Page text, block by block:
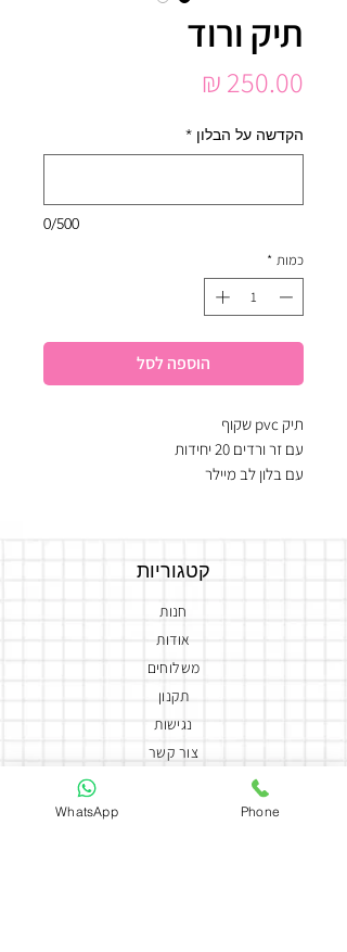
תיק ורוד
הקדשה על הבלון *
0/500
כמות *
הוספה לסל
תיק pvc שקוף
עם זר ורדים 20 יחידות
עם בלון לב מיילר
קטגוריות
חנות
אודות
משלוחים
תקנון
נגישות
צור קשר
WhatsApp Phone